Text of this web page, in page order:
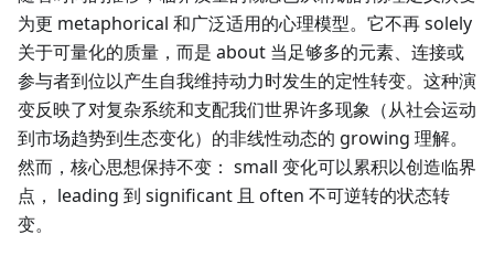
为更 metaphorical 和广泛适用的心理模型。它不再 solely
关于可量化的质量，而是 about 当足够多的元素、连接或
参与者到位以产生自我维持动力时发生的定性转变。这种演
变反映了对复杂系统和支配我们世界许多现象（从社会运动
到市场趋势到生态变化）的非线性动态的 growing 理解。
然而，核心思想保持不变： small 变化可以累积以创造临界
点， leading 到 significant 且 often 不可逆转的状态转
变。